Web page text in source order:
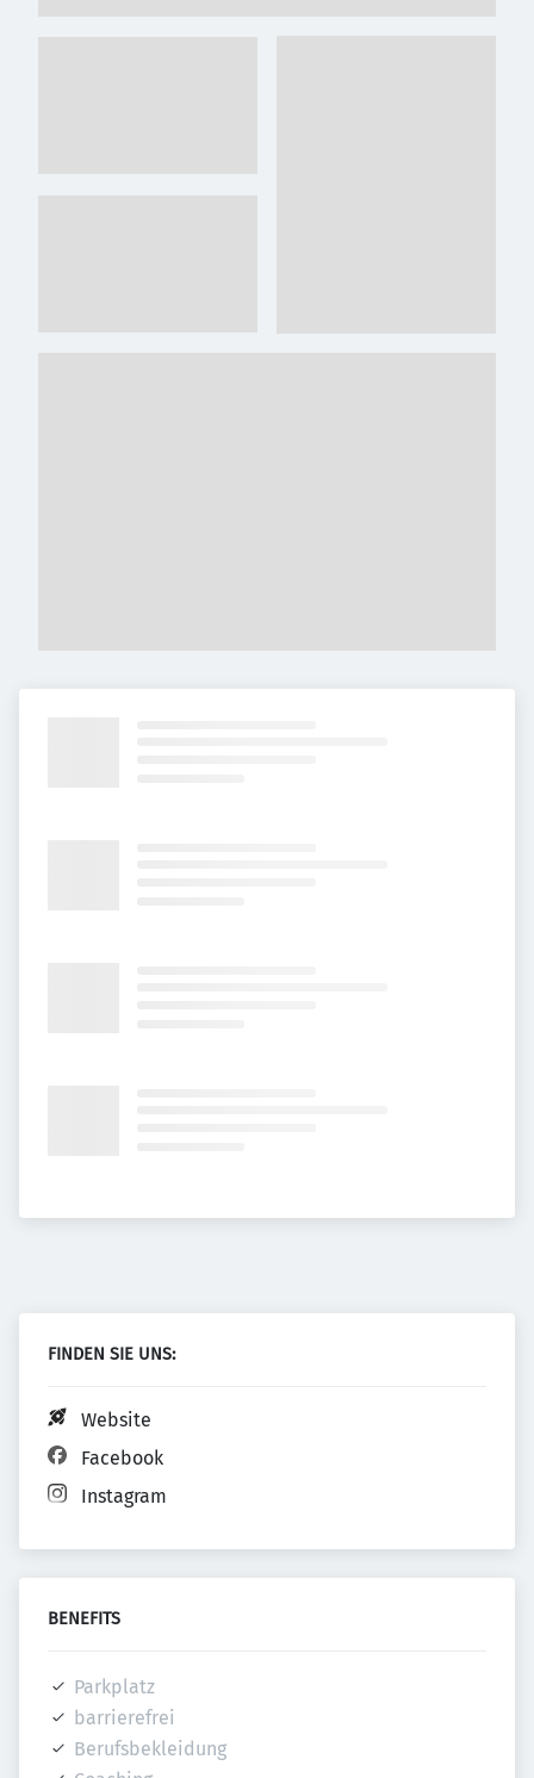
FINDEN SIE UNS:
Website
Facebook
Instagram
BENEFITS
Parkplatz
barrierefrei
Berufsbekleidung